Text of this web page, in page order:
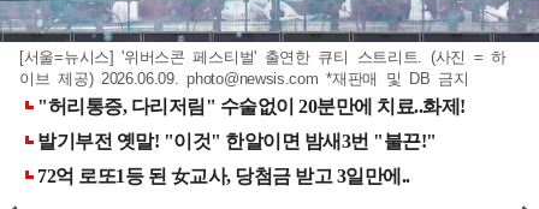
[서울=뉴시스] '위버스콘 페스티벌' 출연한 큐티 스트리트. (사진 = 하
이브 제공) 2026.06.09.photo@newsis.com *재판매 및 DB 금지